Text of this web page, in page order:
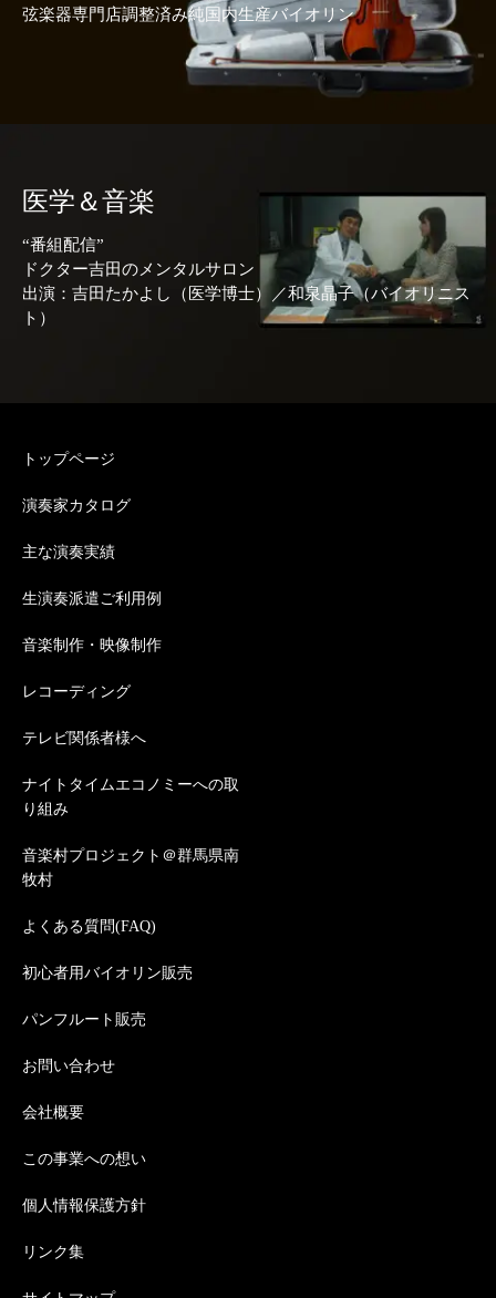
弦楽器専門店調整済み純国内生産バイオリン
医学＆音楽
“番組配信”
ドクター吉田のメンタルサロン
出演：吉田たかよし（医学博士）／和泉晶子（バイオリニス
ト）
トップページ
演奏家カタログ
主な演奏実績
生演奏派遣ご利用例
音楽制作・映像制作
レコーディング
テレビ関係者様へ
ナイトタイムエコノミーへの取
り組み
音楽村プロジェクト＠群馬県南
牧村
よくある質問(FAQ)
初心者用バイオリン販売
パンフルート販売
お問い合わせ
会社概要
この事業への想い
個人情報保護方針
リンク集